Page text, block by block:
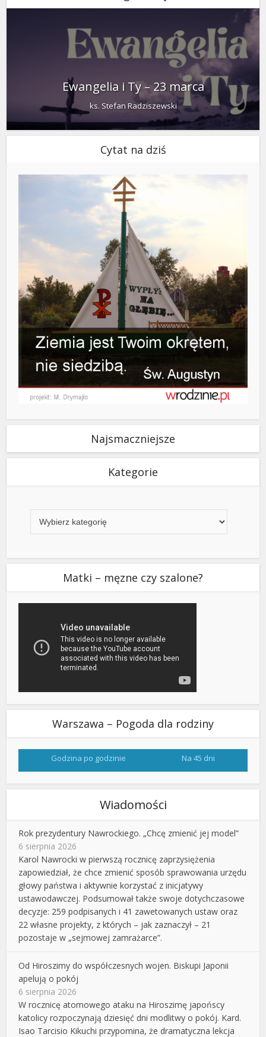
Ewangelia i Ty – 23 marca
ks. Stefan Radziszewski
Cytat na dziś
Najsmaczniejsze
Kategorie
Matki – męzne czy szalone?
Warszawa – Pogoda dla rodziny
Godzina po godzinie Na 45 dni
Wiadomości
Rok prezydentury Nawrockiego. „Chcę zmienić jej model”
6 sierpnia 2026
Karol Nawrocki w pierwszą rocznicę zaprzysiężenia
zapowiedział, że chce zmienić sposób sprawowania urzędu
głowy państwa i aktywnie korzystać z inicjatywy
ustawodawczej. Podsumował także swoje dotychczasowe
decyzje: 259 podpisanych i 41 zawetowanych ustaw oraz
22 własne projekty, z których – jak zaznaczył – 21
pozostaje w „sejmowej zamrażarce”.
Od Hiroszimy do współczesnych wojen. Biskupi Japonii
apelują o pokój
6 sierpnia 2026
W rocznicę atomowego ataku na Hiroszimę japońscy
katolicy rozpoczynają dziesięć dni modlitwy o pokój. Kard.
Isao Tarcisio Kikuchi przypomina, że dramatyczna lekcja